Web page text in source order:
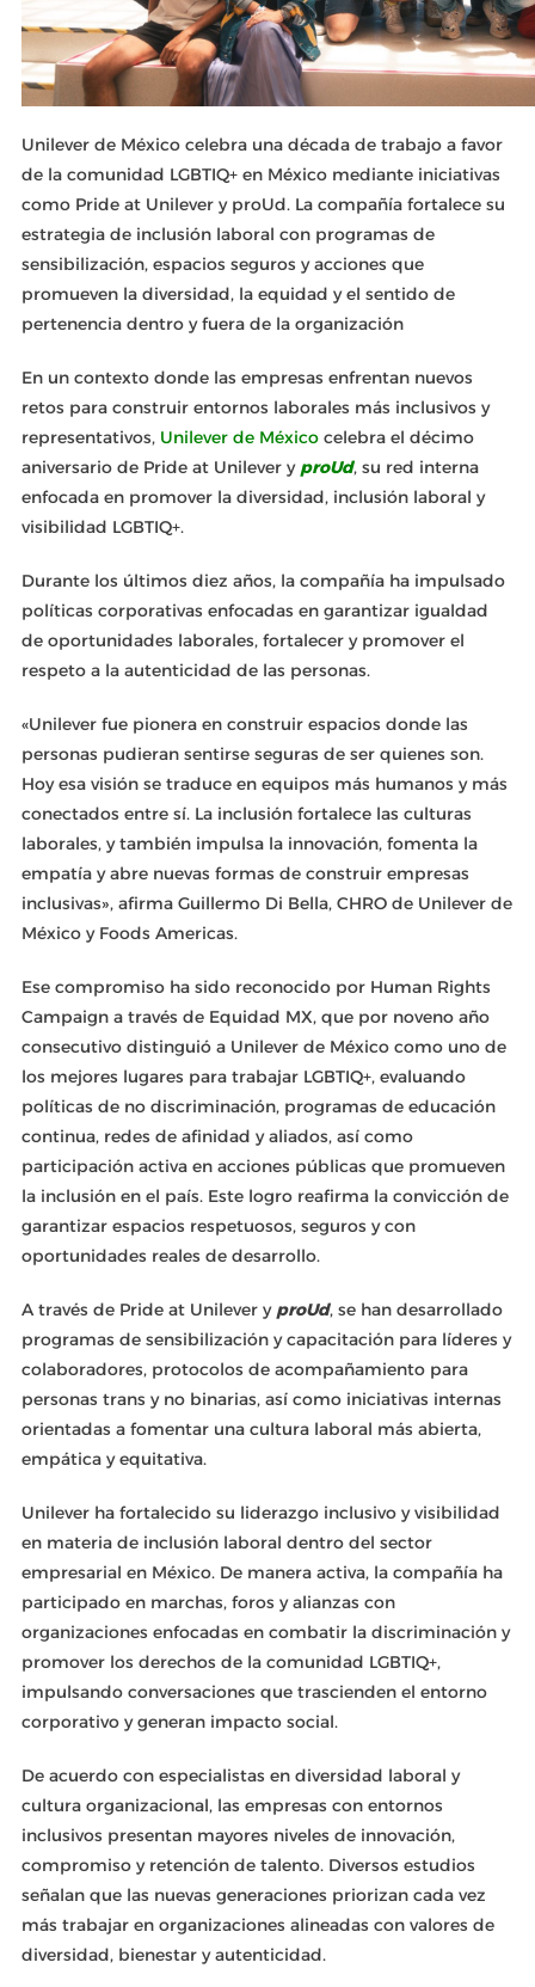
Unilever de México celebra una década de trabajo a favor
de la comunidad LGBTIQ+ en México mediante iniciativas
como Pride at Unilever y proUd. La compañía fortalece su
estrategia de inclusión laboral con programas de
sensibilización, espacios seguros y acciones que
promueven la diversidad, la equidad y el sentido de
pertenencia dentro y fuera de la organización
En un contexto donde las empresas enfrentan nuevos
retos para construir entornos laborales más inclusivos y
representativos, Unilever de Méxicocelebra el décimo
aniversario de Pride at Unilever y proUd, su red interna
enfocada en promover la diversidad, inclusión laboral y
visibilidad LGBTIQ+.
Durante los últimos diez años, la compañía ha impulsado
políticas corporativas enfocadas en garantizar igualdad
de oportunidades laborales, fortalecer y promover el
respeto a la autenticidad de las personas.
«Unilever fue pionera en construir espacios donde las
personas pudieran sentirse seguras de ser quienes son.
Hoy esa visión se traduce en equipos más humanos y más
conectados entre sí. La inclusión fortalece las culturas
laborales, y también impulsa la innovación, fomenta la
empatía y abre nuevas formas de construir empresas
inclusivas», afirma Guillermo Di Bella, CHRO de Unilever de
México y Foods Americas.
Ese compromiso ha sido reconocido por Human Rights
Campaign a través de Equidad MX, que por noveno año
consecutivo distinguió a Unilever de México como uno de
los mejores lugares para trabajar LGBTIQ+, evaluando
políticas de no discriminación, programas de educación
continua, redes de afinidad y aliados, así como
participación activa en acciones públicas que promueven
la inclusión en el país. Este logro reafirma la convicción de
garantizar espacios respetuosos, seguros y con
oportunidades reales de desarrollo.
A través de Pride at Unilever y proUd, se han desarrollado
programas de sensibilización y capacitación para líderes y
colaboradores, protocolos de acompañamiento para
personas trans y no binarias, así como iniciativas internas
orientadas a fomentar una cultura laboral más abierta,
empática y equitativa.
Unilever ha fortalecido su liderazgo inclusivo y visibilidad
en materia de inclusión laboral dentro del sector
empresarial en México. De manera activa, la compañía ha
participado en marchas, foros y alianzas con
organizaciones enfocadas en combatir la discriminación y
promover los derechos de la comunidad LGBTIQ+,
impulsando conversaciones que trascienden el entorno
corporativo y generan impacto social.
De acuerdo con especialistas en diversidad laboral y
cultura organizacional, las empresas con entornos
inclusivos presentan mayores niveles de innovación,
compromiso y retención de talento. Diversos estudios
señalan que las nuevas generaciones priorizan cada vez
más trabajar en organizaciones alineadas con valores de
diversidad, bienestar y autenticidad.